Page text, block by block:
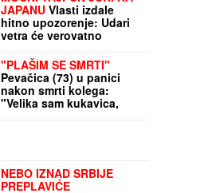
MOĆNI TAJFUN JURI KA
JAPANUVlasti izdale